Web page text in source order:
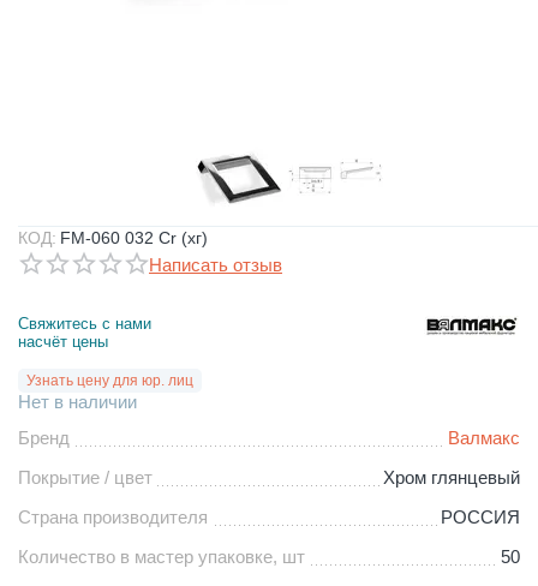
КОД: FM-060 032 Cr (хг)
Написать отзыв
Свяжитесь с нами
насчёт цены
Узнать цену для юр. лиц
Нет в наличии
Бренд
Валмакс
Покрытие / цвет
Хром глянцевый
Страна производителя
РОССИЯ
Количество в мастер упаковке, шт
50